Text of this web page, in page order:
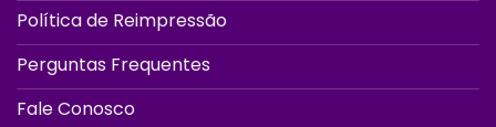
Política de Reimpressão
Perguntas Frequentes
Fale Conosco